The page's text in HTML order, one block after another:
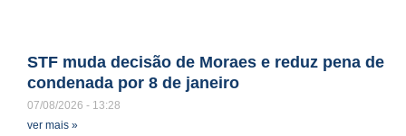
STF muda decisão de Moraes e reduz pena de
condenada por 8 de janeiro
07/08/2026
13:28
ver mais »